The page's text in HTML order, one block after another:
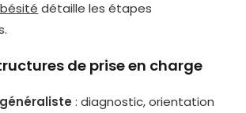
détaille les étapes
de prise en charge
: diagnostic, orientation